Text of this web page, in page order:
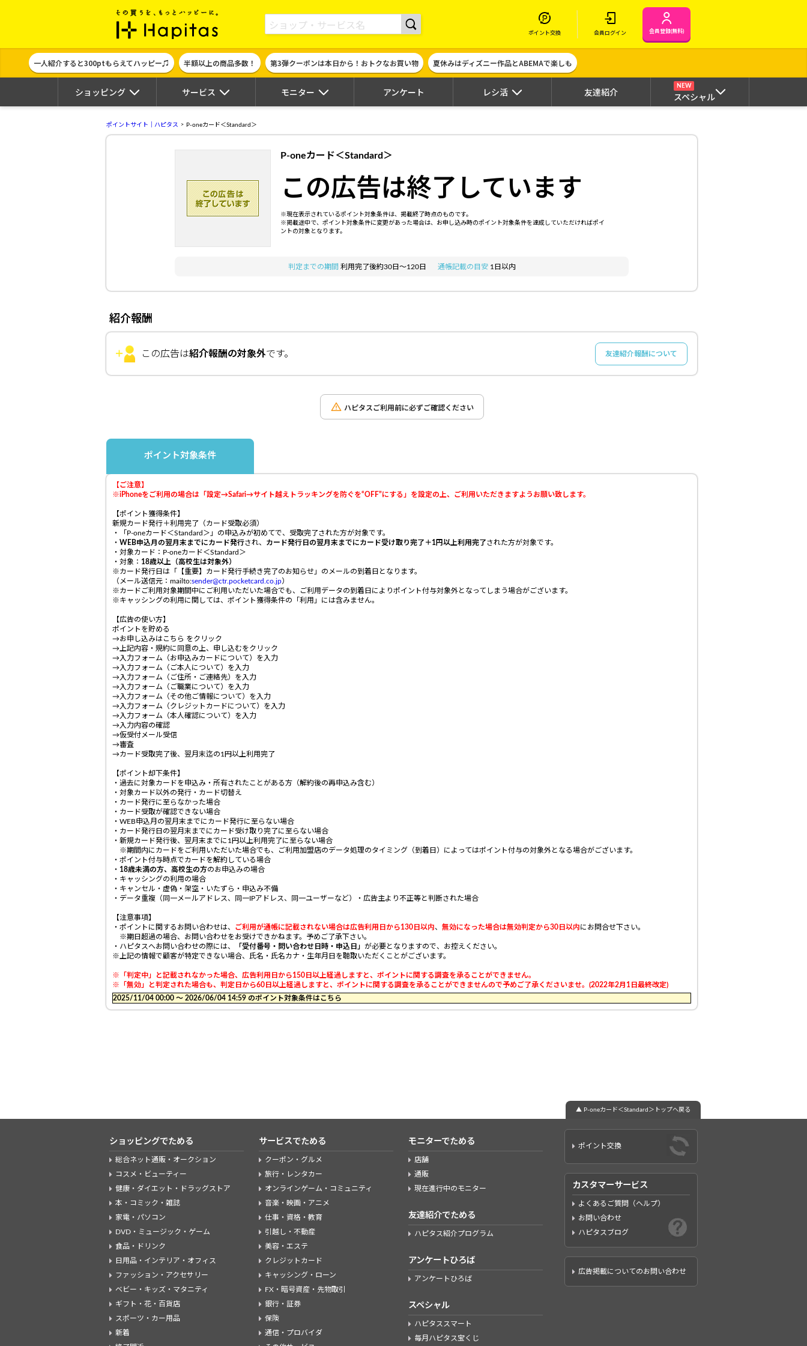
ポイント貯めて現金やギフト券に交換できるポイントサイト | ハピタス
ポイント交換 会員ログイン 会員登録(無料)
一人紹介すると300ptもらえてハッピー♫ 半額以上の商品多数！ 第3弾クーポンは本日から！おトクなお買い物 夏休みはディズニー作品とABEMAで楽しも
ショッピング サービス モニター アンケート レシ活 友達紹介
NEW
スペシャル
ポイントサイト｜ハピタス P-oneカード＜Standard＞
P-oneカード＜Standard＞
この広告は終了しています
※現在表示されているポイント対象条件は、掲載終了時点のものです。
※掲載途中で、ポイント対象条件に変更があった場合は、お申し込み時のポイント対象条件を達成していただければポイ
ントの対象となります。
判定までの期間 利用完了後約30日～120日 通帳記載の目安 1日以内
紹介報酬
この広告は紹介報酬の対象外です。 友達紹介報酬について
ハピタスご利用前に必ずご確認ください
ポイント対象条件
【ご注意】
※iPhoneをご利用の場合は「設定→Safari→サイト越えトラッキングを防ぐを“OFF”にする」を設定の上、ご利用いただきますようお願い致します。
【ポイント獲得条件】
新規カード発行＋利用完了（カード受取必須）
・「P-oneカード＜Standard＞」の申込みが初めてで、受取完了された方が対象です。
・ WEB申込月の翌月末までにカード発行され、 カード発行日の翌月末までにカード受け取り完了＋1円以上利用完了された方が対象です。
・対象カード：P-oneカード＜Standard＞
・対象： 18歳以上（高校生は対象外）
※カード発行日は「【重要】カード発行手続き完了のお知らせ」のメールの到着日となります。
（メール送信元：mailto:sender@ctr.pocketcard.co.jp）
※カードご利用対象期間中にご利用いただいた場合でも、ご利用データの到着日によりポイント付与対象外となってしまう場合がございます。
※キャッシングの利用に関しては、ポイント獲得条件の「利用」には含みません。
【広告の使い方】
ポイントを貯める
→お申し込みはこちら をクリック
→上記内容・規約に同意の上、申し込むをクリック
→入力フォーム（お申込みカードについて）を入力
→入力フォーム（ご本人について）を入力
→入力フォーム（ご住所・ご連絡先）を入力
→入力フォーム（ご職業について）を入力
→入力フォーム（その他ご情報について）を入力
→入力フォーム（クレジットカードについて）を入力
→入力フォーム（本人確認について）を入力
→入力内容の確認
→仮受付メール受信
→審査
→カード受取完了後、翌月末迄の1円以上利用完了
【ポイント却下条件】
・過去に対象カードを申込み・所有されたことがある方（解約後の再申込み含む）
・対象カード以外の発行・カード切替え
・カード発行に至らなかった場合
・カード受取が確認できない場合
・WEB申込月の翌月末までにカード発行に至らない場合
・カード発行日の翌月末までにカード受け取り完了に至らない場合
・新規カード発行後、翌月末までに1円以上利用完了に至らない場合
※期間内にカードをご利用いただいた場合でも、ご利用加盟店のデータ処理のタイミング（到着日）によってはポイント付与の対象外となる場合がございます。
・ポイント付与時点でカードを解約している場合
・ 18歳未満の方、高校生の方のお申込みの場合
・キャッシングの利用の場合
・キャンセル・虚偽・架空・いたずら・申込み不備
・データ重複（同一メールアドレス、同一IPアドレス、同一ユーザーなど）・広告主より不正等と判断された場合
【注意事項】
・ポイントに関するお問い合わせは、 ご利用が通帳に記載されない場合は広告利用日から130日以内、 無効になった場合は無効判定から30日以内にお問合せ下さい。
※期日超過の場合、お問い合わせをお受けできかねます。予めご了承下さい。
・ハピタスへお問い合わせの際には、
「受付番号・問い合わせ日時・申込日」 が必要となりますので、お控えください。
※上記の情報で顧客が特定できない場合、氏名・氏名カナ・生年月日を聴取いただくことがございます。
※「判定中」と記載されなかった場合、広告利用日から150日以上経過しますと、ポイントに関する調査を承ることができません。
※「無効」と判定された場合も、判定日から60日以上経過しますと、ポイントに関する調査を承ることができませんので予めご了承くださいませ。(2022年2月1日最終改定)
2025/11/04 00:00 〜 2026/06/04 14:59 のポイント対象条件はこちら
▲ P-oneカード＜Standard＞トップへ戻る
ショッピングでためる
総合ネット通販・オークション
コスメ・ビューティー
健康・ダイエット・ドラッグストア
本・コミック・雑誌
家電・パソコン
DVD・ミュージック・ゲーム
食品・ドリンク
日用品・インテリア・オフィス
ファッション・アクセサリー
ベビー・キッズ・マタニティ
ギフト・花・百貨店
スポーツ・カー用品
新着
サービスでためる
クーポン・グルメ
旅行・レンタカー
オンラインゲーム・コミュニティ
音楽・映画・アニメ
仕事・資格・教育
引越し・不動産
美容・エステ
クレジットカード
キャッシング・ローン
FX・暗号資産・先物取引
銀行・証券
保険
通信・プロバイダ
モニターでためる
店舗
通販
現在進行中のモニター
友達紹介でためる
ハピタス紹介プログラム
アンケートひろば
アンケートひろば
スペシャル
ハピタススマート
毎月ハピタス宝くじ
ポイント交換
カスタマーサービス
よくあるご質問（ヘルプ）
お問い合わせ
ハピタスブログ
広告掲載についてのお問い合わせ